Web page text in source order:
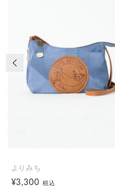
よりみち
¥3,300税込
前の画像